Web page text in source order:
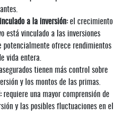
a la inversión:el crecimiento
está vinculado a las inversiones
potencialmente ofrece rendimientos
vida entera.
tienen más control sobre
y los montos de las primas.
requiere una mayor comprensión de
y las posibles fluctuaciones en el